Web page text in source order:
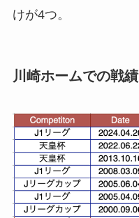
けが4つ。
川崎ホームでの戦績